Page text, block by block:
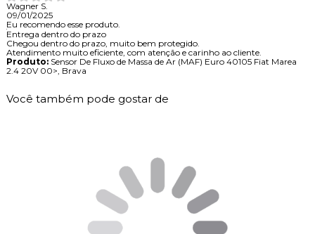
Wagner S.
09/01/2025
Eu recomendo esse produto.
Entrega dentro do prazo
Chegou dentro do prazo, muito bem protegido.
Atendimento muito eficiente, com atenção e carinho ao cliente.
Produto:Sensor De Fluxo de Massa de Ar (MAF) Euro 40105 Fiat Marea
2.4 20V 00>, Brava
Você também pode gostar de